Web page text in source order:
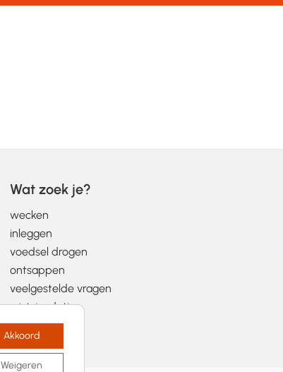
Wat zoek je?
wecken
inleggen
voedsel drogen
ontsappen
veelgestelde vragen
wist-je-datjes
Akkoord
Weigeren